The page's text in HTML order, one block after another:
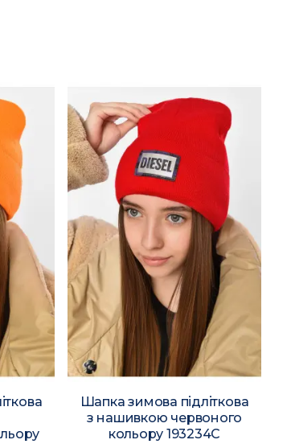
Шапка зимова підліткова
з нашивкою червоного
кольору 193234C